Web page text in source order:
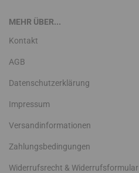
MEHR ÜBER...
Kontakt
AGB
Datenschutzerklärung
Impressum
Versandinformationen
Zahlungsbedingungen
Widerrufsrecht & Widerrufsformular